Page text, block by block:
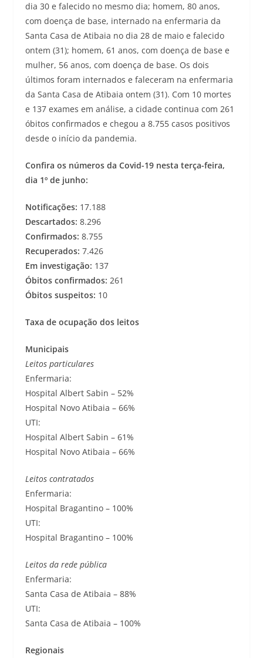
dia 30 e falecido no mesmo dia; homem, 80 anos,
com doença de base, internado na enfermaria da
Santa Casa de Atibaia no dia 28 de maio e falecido
ontem (31); homem, 61 anos, com doença de base e
mulher, 56 anos, com doença de base. Os dois
últimos foram internados e faleceram na enfermaria
da Santa Casa de Atibaia ontem (31). Com 10 mortes
e 137 exames em análise, a cidade continua com 261
óbitos confirmados e chegou a 8.755 casos positivos
desde o início da pandemia.
Confira os números da Covid-19 nesta terça-feira,
dia 1º de junho:
Notificações: 17.188
Descartados: 8.296
Confirmados: 8.755
Recuperados: 7.426
Em investigação: 137
Óbitos confirmados: 261
Óbitos suspeitos: 10
Taxa de ocupação dos leitos
Municipais
Leitos particulares
Enfermaria:
Hospital Albert Sabin – 52%
Hospital Novo Atibaia – 66%
UTI:
Hospital Albert Sabin – 61%
Hospital Novo Atibaia – 66%
Leitos contratados
Enfermaria:
Hospital Bragantino – 100%
UTI:
Hospital Bragantino – 100%
Leitos da rede pública
Enfermaria:
Santa Casa de Atibaia – 88%
UTI:
Santa Casa de Atibaia – 100%
Regionais